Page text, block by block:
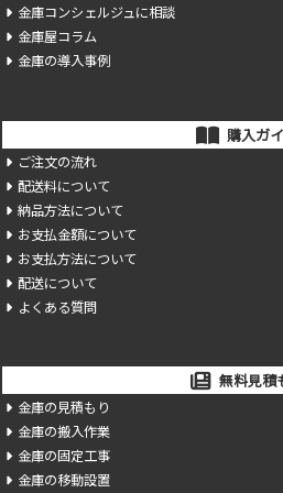
金庫コンシェルジュに相談
金庫屋コラム
金庫の導入事例
購入ガ
ご注文の流れ
配送料について
納品方法について
お支払金額について
お支払方法について
配送について
よくある質問
無料見積
金庫の見積もり
金庫の搬入作業
金庫の固定工事
金庫の移動設置